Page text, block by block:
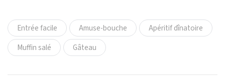
Entrée facile Amuse-bouche
Apéritif dînatoire
Muffin salé
Gâteau